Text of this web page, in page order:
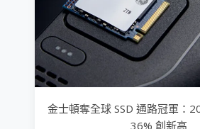
金士頓奪全球 SSD 通路冠軍：
36% 創新高